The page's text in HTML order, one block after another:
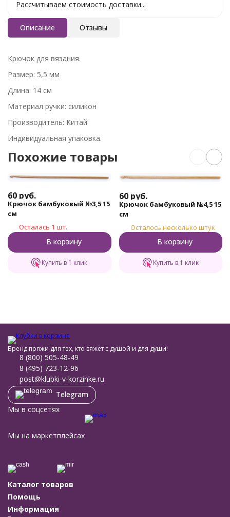
Рассчитываем стоимость доставки...
Описание Отзывы
Крючок для вязания.
Размер: 5,5 мм
Длина: 14 см
Материал ручки: силикон
Производитель: Китай
Индивидуальная упаковка.
Похожие товары
60 руб.
Крючок бамбуковый №3,5 15
см
Осталась 1 шт.
В корзину
Купить в 1 клик
60 руб.
Крючок бамбуковый №4,5 15
см
Осталось несколько штук
В корзину
Купить в 1 клик
Бренд пряжи для тех, кто вяжет с душой и для души!
8 (800) 505-48-49
8 (495) 723-12-96
post@klubki-v-korzinke.ru
Telegram
Мы в соцсетях
Мы на маркетплейсах
Каталог товаров
Помощь
Информация